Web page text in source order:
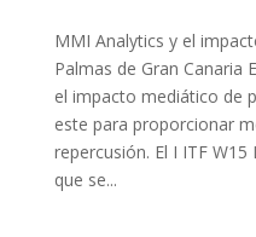
MMI Analytics y el
Palmas de Gran Canaria
el impacto mediático de
este para proporcionar
repercusión. El I ITF W15
que se...